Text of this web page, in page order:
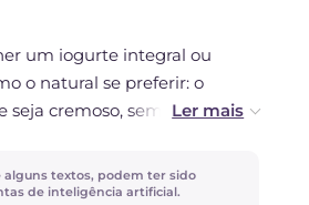
a congelamento.
um iogurte integral ou
o natural se preferir: o
cremoso, sem
substituir o queijo cremoso
alguns textos, podem ter sido
de inteligência artificial.